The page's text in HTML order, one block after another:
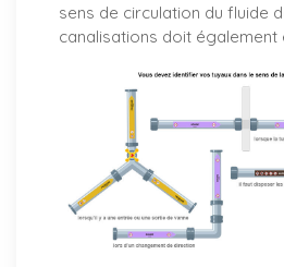
sens de circulation du fluide
canalisations doit également